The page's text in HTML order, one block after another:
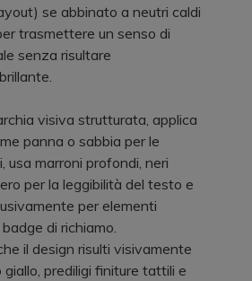
se abbinato a neutri caldi
trasmettere un senso di
senza risultare
visiva strutturata, applica
panna o sabbia per le
usa marroni profondi, neri
per la leggibilità del testo e
per elementi
di richiamo.
il design risulti visivamente
prediligi finiture tattili e